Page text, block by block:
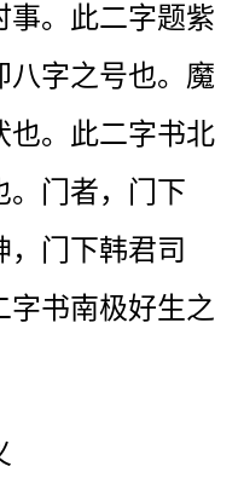
事。此二字题紫
八字之号也。魔
也。此二字书北
。门者，门下
门下韩君司
字书南极好生之